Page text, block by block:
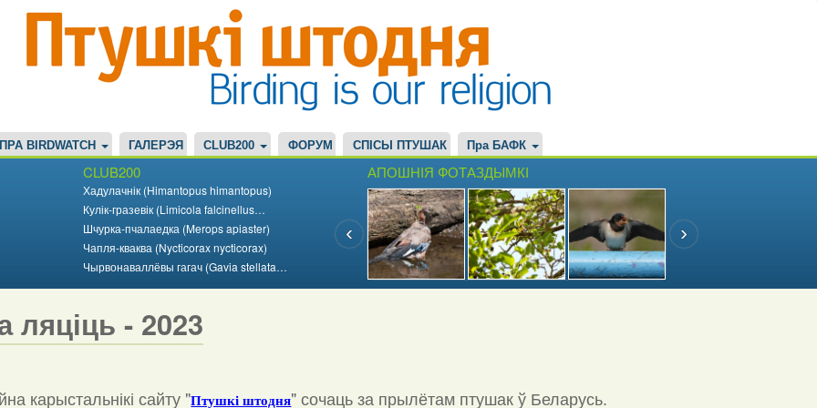
ПРА BIRDWATCH ГАЛЕРЭЯ CLUB200 ФОРУМ СПІСЫ ПТУШАК Пра БАФК
CLUB200
Хадулачнік (Himantopus himantopus)
Кулік-гразевік (Limicola falcinellus…
Шчурка-пчалаедка (Merops apiaster)
Чапля-кваква (Nycticorax nycticorax)
Чырвонаваллёвы гагач (Gavia stellata…
АПОШНІЯ ФОТАЗДЫМКІ
ляціць - 2023
карыстальнікі сайту "Птушкі штодня" сочаць за прылётам птушак ў Беларусь.